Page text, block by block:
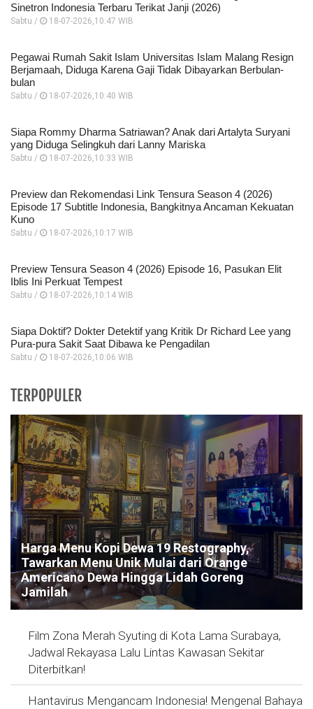
Sinetron Indonesia Terbaru Terikat Janji (2026)
Sabtu / 18-07-2026,10:47 WIB
Pegawai Rumah Sakit Islam Universitas Islam Malang Resign
Berjamaah, Diduga Karena Gaji Tidak Dibayarkan Berbulan-
bulan
Sabtu / 18-07-2026,10:40 WIB
Siapa Rommy Dharma Satriawan? Anak dari Artalyta Suryani
yang Diduga Selingkuh dari Lanny Mariska
Sabtu / 18-07-2026,10:33 WIB
Preview dan Rekomendasi Link Tensura Season 4 (2026)
Episode 17 Subtitle Indonesia, Bangkitnya Ancaman Kekuatan
Kuno
Sabtu / 18-07-2026,10:17 WIB
Preview Tensura Season 4 (2026) Episode 16, Pasukan Elit
Iblis Ini Perkuat Tempest
Sabtu / 18-07-2026,10:14 WIB
Siapa Doktif? Dokter Detektif yang Kritik Dr Richard Lee yang
Pura-pura Sakit Saat Dibawa ke Pengadilan
Sabtu / 18-07-2026,10:06 WIB
TERPOPULER
Harga Menu Kopi Dewa 19 Restography,
Tawarkan Menu Unik Mulai dari Orange
Americano Dewa Hingga Lidah Goreng
Jamilah
Film Zona Merah Syuting di Kota Lama Surabaya,
Jadwal Rekayasa Lalu Lintas Kawasan Sekitar
Diterbitkan!
Hantavirus Mengancam Indonesia! Mengenal Bahaya